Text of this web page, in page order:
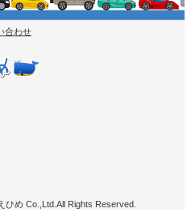
合わせ
め Co.,Ltd.All Rights Reserved.